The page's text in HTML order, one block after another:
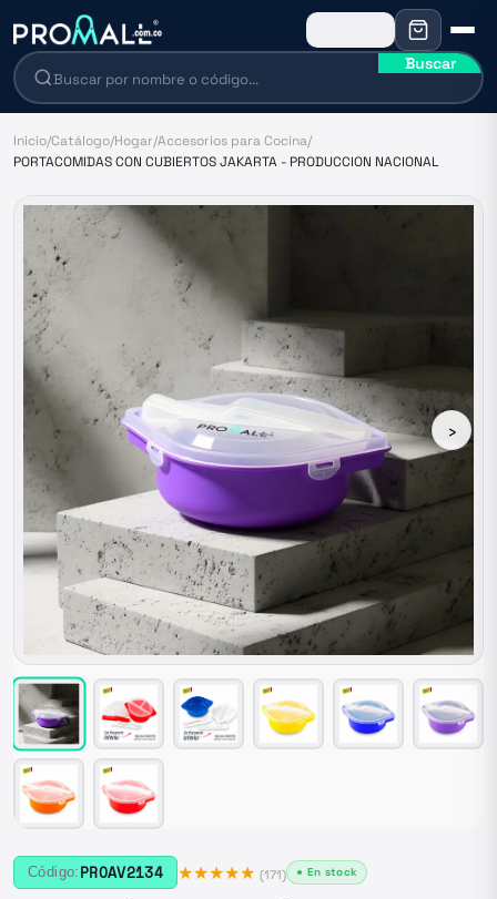
Buscar
Inicio/Catálogo/Hogar/Accesorios para Cocina/
PORTACOMIDAS CON CUBIERTOS JAKARTA - PRODUCCION NACIONAL
›
Código: PROAV2134 ★★★★★ (171) ● En stock